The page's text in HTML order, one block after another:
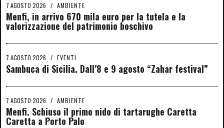
7 AGOSTO 2026 / AMBIENTE
Menfi, in arrivo 670 mila euro per la tutela e la
valorizzazione del patrimonio boschivo
7 AGOSTO 2026 / EVENTI
Sambuca di Sicilia. Dall’8 e 9 agosto “Zahar festival”
7 AGOSTO 2026 / AMBIENTE
Menfi. Schiuso il primo nido di tartarughe Caretta
Caretta a Porto Palo